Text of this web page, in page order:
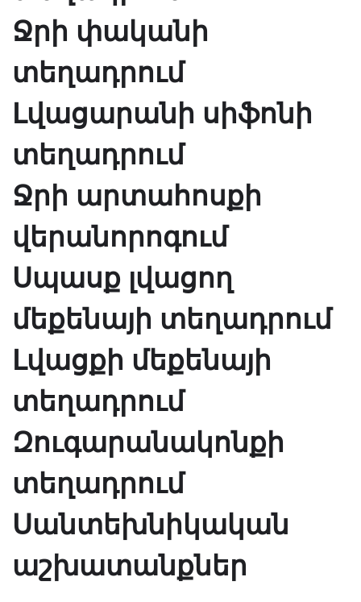
Ջրի փականի
տեղադրում
Լվացարանի սիֆոնի
տեղադրում
Ջրի արտահոսքի
վերանորոգում
Սպասք լվացող
մեքենայի տեղադրում
Լվացքի մեքենայի
տեղադրում
Զուգարանակոնքի
տեղադրում
Սանտեխնիկական
աշխատանքներ